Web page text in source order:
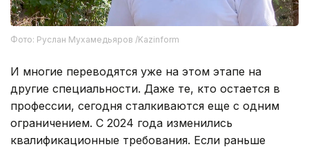
Фото: Руслан Мухамедьяров /Kazinform
И многие переводятся уже на этом этапе на
другие специальности. Даже те, кто остается в
профессии, сегодня сталкиваются еще с одним
ограничением. С 2024 года изменились
квалификационные требования. Если раньше